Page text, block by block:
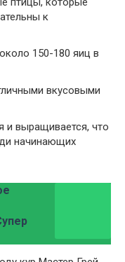
к
150-180 яиц в
вкусовыми
и выращивается, что
начинающих